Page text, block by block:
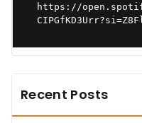
https://
Recent Posts